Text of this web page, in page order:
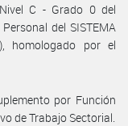
Nivel C - Grado 0 del
del SISTEMA
homologado por el
por Función
de Trabajo Sectorial.